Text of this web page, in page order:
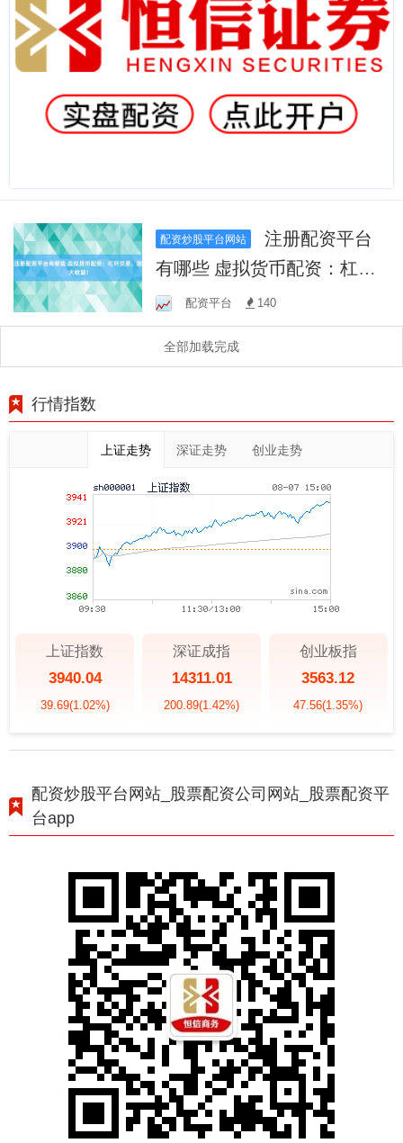
配资炒股平台网站
注册配资平台
有哪些 虚拟货币配资：杠杆
交易，放大收益！
配资平台 140
全部加载完成
行情指数
上证走势 深证走势 创业走势
上证指数
3940.04
39.69(1.02%)
深证成指
14311.01
200.89(1.42%)
创业板指
3563.12
47.56(1.35%)
配资炒股平台网站_股票配资公司网站_股票配资平
台app